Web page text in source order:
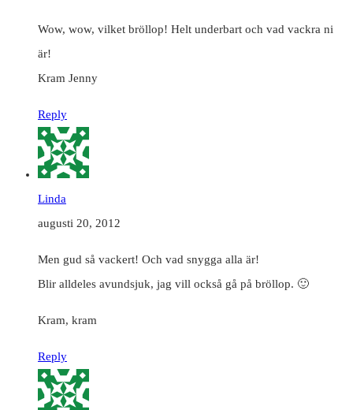
Wow, wow, vilket bröllop! Helt underbart och vad vackra ni
är!
Kram Jenny
Reply
Linda
augusti 20, 2012
Men gud så vackert! Och vad snygga alla är!
Blir alldeles avundsjuk, jag vill också gå på bröllop. 🙂
Kram, kram
Reply